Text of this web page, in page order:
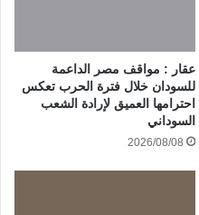
عقار : مواقف مصر الداعمة
للسودان خلال فترة الحرب تعكس
احترامها العميق لإرادة الشعب
السوداني
2026/08/08